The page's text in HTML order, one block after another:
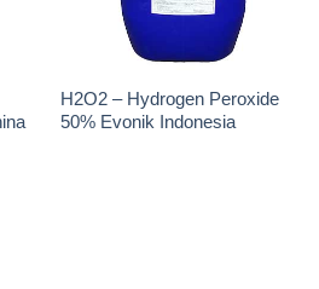
H2O2 – Hydrogen Peroxide
50% Evonik Indonesia